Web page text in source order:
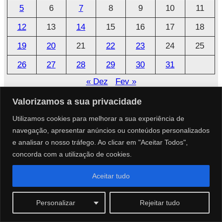
Valorizamos a sua privacidade
Utilizamos cookies para melhorar a sua experiência de
navegação, apresentar anúncios ou conteúdos personalizados
e analisar o nosso tráfego. Ao clicar em "Aceitar Todos",
concorda com a utilização de cookies.
Personalizar Rejeitar tudo
Aceitar tudo
v
o
5
6 7 8 9 10
11
12
13 14 15 16 17
18
19
20 21 22 23 24
25
26
27 28 29 30
31
« Dez
Fev »
Parceiros
Parcerias Especiais
Páginas